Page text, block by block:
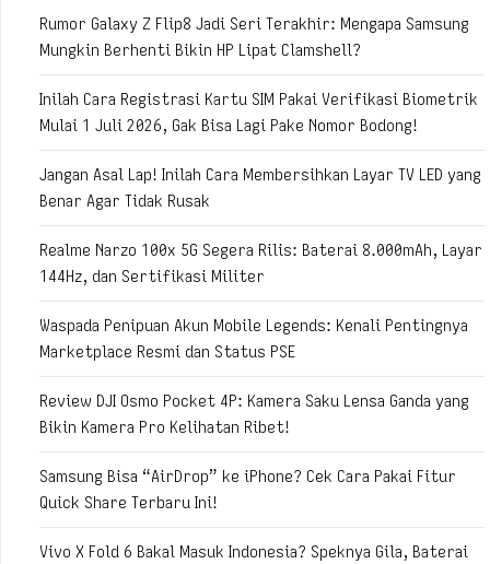
Rumor Galaxy Z Flip8 Jadi Seri Terakhir: Mengapa Samsung
Mungkin Berhenti Bikin HP Lipat Clamshell?
Inilah Cara Registrasi Kartu SIM Pakai Verifikasi Biometrik
Mulai 1 Juli 2026, Gak Bisa Lagi Pake Nomor Bodong!
Jangan Asal Lap! Inilah Cara Membersihkan Layar TV LED yang
Benar Agar Tidak Rusak
Realme Narzo 100x 5G Segera Rilis: Baterai 8.000mAh, Layar
144Hz, dan Sertifikasi Militer
Waspada Penipuan Akun Mobile Legends: Kenali Pentingnya
Marketplace Resmi dan Status PSE
Review DJI Osmo Pocket 4P: Kamera Saku Lensa Ganda yang
Bikin Kamera Pro Kelihatan Ribet!
Samsung Bisa “AirDrop” ke iPhone? Cek Cara Pakai Fitur
Quick Share Terbaru Ini!
Vivo X Fold 6 Bakal Masuk Indonesia? Speknya Gila, Baterai